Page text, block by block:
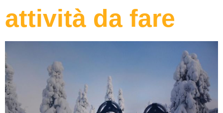
attività da fare